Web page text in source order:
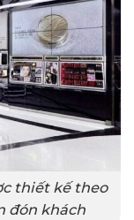
thiết kế theo
đón khách